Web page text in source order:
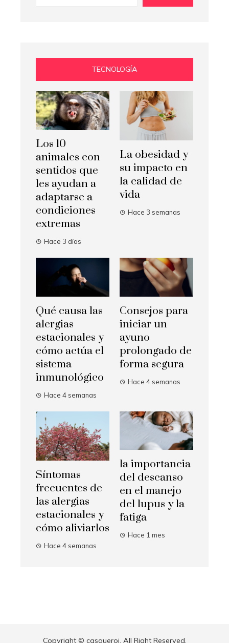
TECNOLOGÍA
Los 10
animales con
sentidos que
les ayudan a
adaptarse a
condiciones
extremas
Hace 3 días
La obesidad y
su impacto en
la calidad de
vida
Hace 3 semanas
Qué causa las
alergias
estacionales y
cómo actúa el
sistema
inmunológico
Hace 4 semanas
Consejos para
iniciar un
ayuno
prolongado de
forma segura
Hace 4 semanas
Síntomas
frecuentes de
las alergias
estacionales y
cómo aliviarlos
Hace 4 semanas
la importancia
del descanso
en el manejo
del lupus y la
fatiga
Hace 1 mes
Copyright © casqueroi. All Right Reserved.